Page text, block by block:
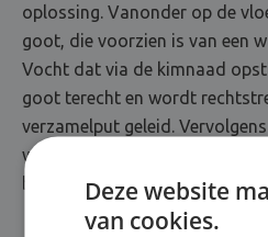
oplossing. Vanonder op de
goot, die voorzien is van een
Vocht dat via de kimnaad
goot terecht en wordt
verzamelput geleid.
water naar een afvoerkanaal
behulp van een pomp.
Deze website
van cookies.